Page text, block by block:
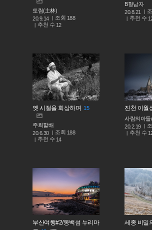
토림(土林)
20.9.14
조회 188
추천 수 12
B형남자
20.8.21
추천 수
옛 시절을 회상하며 15
주희할배
20.6.30
조회 188
추천 수 14
진천 이월
사람의아들
20.2.19
추천 수
부산여행#2/동백섬 누리마
세종 비밀